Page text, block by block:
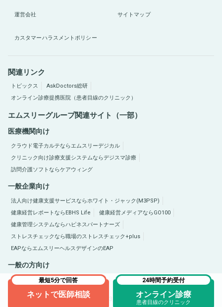
最短5分で回答
ネットで医師相談
24時間予約受付
オンライン診療
患者目線のクリニック
運営会社 サイトマップ
カスタマーハラスメントポリシー
関連リンク
トピックス
AskDoctors総研
オンライン診療提携医院（患者目線のクリニック）
エムスリーグループ関連サイト（一部）
医療機関向け
クラウド電子カルテならエムスリーデジカル
クリニック向け診療支援システムならデジスマ診療
訪問介護ソフトならケアウィング
一般企業向け
法人向け健康支援サービスならホワイト・ジャック(M3PSP)
健康経営レポートならEBHS Life
健康経営メディアならGO100
健康管理システムならハピネスパートナーズ
ストレスチェックなら職場のストレスチェック+plus
EAPならエムスリーヘルスデザインのEAP
一般の方向け
医療総合サイトQLife（キューライフ） 肥満症総合サイトならひまんラボ
Copyright © 2005-2026 M3, Inc. All Rights Reserved.